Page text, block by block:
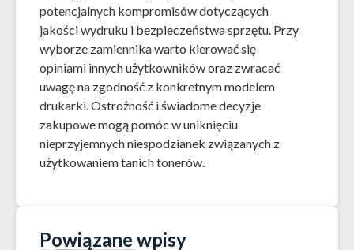
potencjalnych kompromisów dotyczących
jakości wydruku i bezpieczeństwa sprzętu. Przy
wyborze zamiennika warto kierować się
opiniami innych użytkowników oraz zwracać
uwagę na zgodność z konkretnym modelem
drukarki. Ostrożność i świadome decyzje
zakupowe mogą pomóc w uniknięciu
nieprzyjemnych niespodzianek związanych z
użytkowaniem tanich tonerów.
Powiązane wpisy